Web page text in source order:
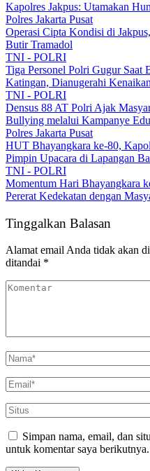
Kapolres Jakpus: Utamakan
Polres Jakarta Pusat
Operasi Cipta Kondisi di
Butir Tramadol
TNI - POLRI
Tiga Personel Polri Gugur Saat
Katingan, Dianugerahi
TNI - POLRI
Densus 88 AT Polri Ajak
Bullying melalui Kampanye
Polres Jakarta Pusat
HUT Bhayangkara ke-80,
Pimpin Upacara di Lapangan
TNI - POLRI
Momentum Hari Bhayangkara
Pererat Kedekatan dengan
Tinggalkan Balasan
Alamat email Anda tidak akan
ditandai *
Simpan nama, email, dan
untuk komentar saya berikutnya.